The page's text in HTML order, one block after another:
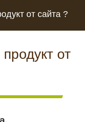
от сайта ?
от